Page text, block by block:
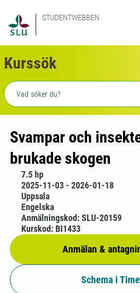
STUDENTWEBBEN
Kurssök
Fritext sökning
Svampar och
brukade skogen
7.5 hp
2025-11-03 - 2026-01-18
Uppsala
Engelska
Anmälan &
Anmälningskod: SLU-20159
Kurskod: BI1433
Schema i